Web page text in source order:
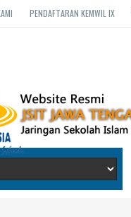
PENDAFTARAN KEMWIL IX